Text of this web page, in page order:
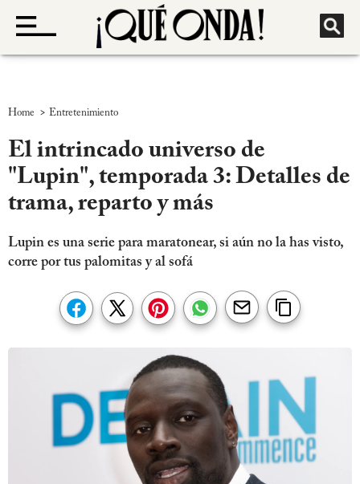
Home > Entretenimiento
El intrincado universo de
"Lupin", temporada 3: Detalles de
trama, reparto y más
Lupin es una serie para maratonear, si aún no la has visto,
corre por tus palomitas y al sofá